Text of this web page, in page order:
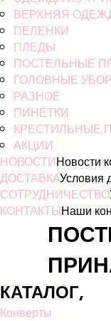
ВЕРХНЯЯ
ПЕЛЕНКИ
ПЛЕДЫ
ПОСТЕЛЬНЫЕ
ГОЛОВНЫЕ
РАЗНОЕ
ПИНЕТКИ
КРЕСТИЛЬНЫЕ
АКЦИИ
НОВОСТИНовости
ДОСТАВКАУсловия
СОТРУДНИЧЕСТВО
КОНТАКТЫНаши
КАТАЛОГ,
Конверты